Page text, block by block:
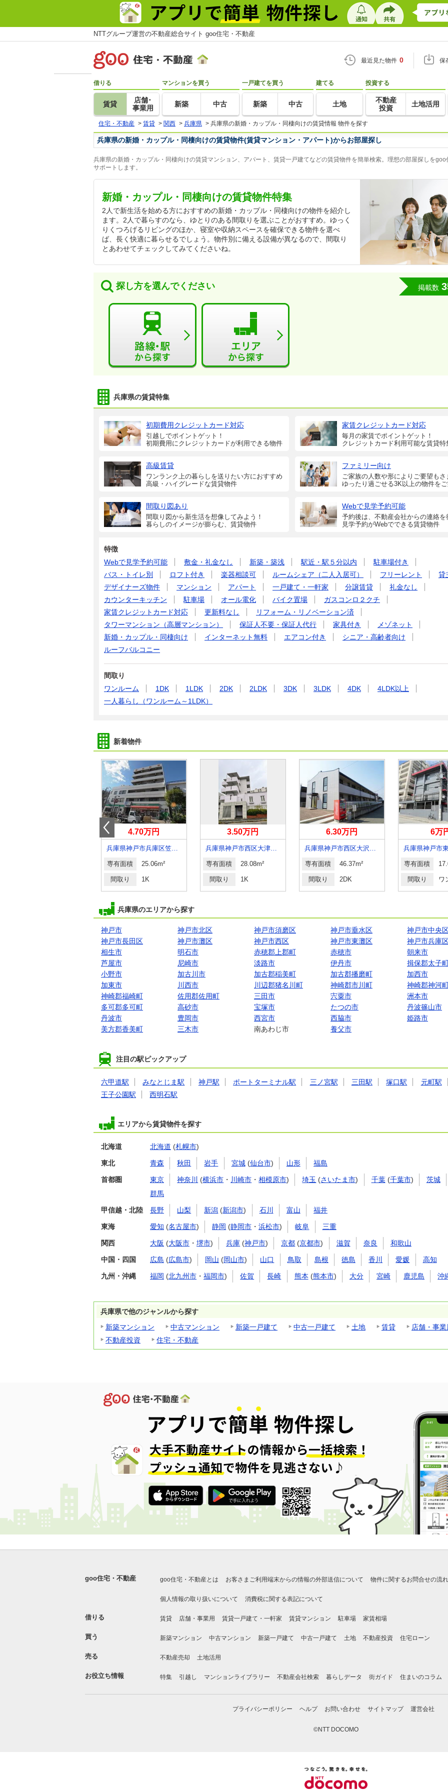
NTTグループ運営の不動産総合サイト goo住宅・不動産
最近見た物件 0 保
借りる
賃貸
店舗･
事業用
マンションを買う
新築 中古
一戸建てを買う
新築 中古
建てる
土地
投資する
不動産
投資
土地活用
住宅・不動産 > 賃貸 > 関西 > 兵庫県 > 兵庫県の新婚・カップル・同棲向けの賃貸情報 物件を探す
兵庫県の新婚・カップル・同棲向けの賃貸物件(賃貸マンション・アパート)からお部屋探し
兵庫県の新婚・カップル・同棲向けの賃貸マンション、アパート、賃貸一戸建てなどの賃貸物件を簡単検索。理想の部屋探しをgoo
サポートします。
新婚・カップル・同棲向けの賃貸物件特集
2人で新生活を始める方におすすめの新婚・カップル・同棲向けの物件を紹介し
ます。2人で暮らすのなら、ゆとりのある間取りを選ぶことがおすすめ。ゆっく
りくつろげるリビングのほか、寝室や収納スペースを確保できる物件を選べ
ば、長く快適に暮らせるでしょう。物件別に備える設備が異なるので、間取り
とあわせてチェックしてみてくださいね。
探し方を選んでください 掲載数
兵庫県の賃貸特集
初期費用クレジットカード対応
引越しでポイントゲット！
初期費用にクレジットカードが利用できる物件
家賃クレジットカード対応
毎月の家賃でポイントゲット！
クレジットカード利用可能な賃貸特
高級賃貸
ワンランク上の暮らしを送りたい方におすすめ
高級・ハイグレードな賃貸物件
ファミリー向け
ご家族の人数や形によりご要望もさ
ゆったり過ごせる3K以上の物件をご
間取り図あり
間取り図から新生活を想像してみよう！
暮らしのイメージが膨らむ、賃貸物件
Webで見学予約可能
予約後は、不動産会社からの連絡を
見学予約がWebでできる賃貸物件
特徴
Webで見学予約可能
敷金・礼金なし 新築・築浅 駅近・駅５分以内
駐車場付き
バス・トイレ別
ロフト付き 楽器相談可 ルームシェア（二人入居可） フリーレント
貸
デザイナーズ物件
マンション アパート 一戸建て・一軒家 分譲賃貸
礼金なし
カウンターキッチン
駐車場 オール電化 バイク置場
ガスコンロ２クチ
家賃クレジットカード対応
更新料なし
リフォーム・リノベーション済
タワーマンション（高層マンション）
保証人不要・保証人代行 家具付き
メゾネット
新婚・カップル・同棲向け
インターネット無料 エアコン付き
シニア・高齢者向け
ルーフバルコニー
間取り
ワンルーム
1DK 1LDK 2DK 2LDK 3DK 3LDK 4DK
4LDK以上
一人暮らし（ワンルーム～1LDK）
新着物件
4.70万円
兵庫県神戸市兵庫区笠松通６
専有面積 25.06m²
間取り 1K
3.50万円
兵庫県神戸市西区大津和３丁目
専有面積 28.08m²
間取り 1K
6.30万円
兵庫県神戸市西区大沢２丁目
専有面積 46.37m²
間取り 2DK
6万
専有面積
間取り ワ
兵庫県のエリアから探す
神戸市 神戸市北区 神戸市須磨区 神戸市垂水区
神戸市中央
神戸市長田区
神戸市灘区 神戸市西区 神戸市東灘区
神戸市兵庫
相生市
明石市 赤穂郡上郡町 赤穂市
朝来市
芦屋市
尼崎市 淡路市 伊丹市
揖保郡太子
小野市
加古川市 加古郡稲美町 加古郡播磨町
加西市
加東市
川西市 川辺郡猪名川町 神崎郡市川町
神崎郡神河
神崎郡福崎町
佐用郡佐用町 三田市 宍粟市
洲本市
多可郡多可町
高砂市 宝塚市 たつの市
丹波篠山市
丹波市
豊岡市 西宮市 西脇市
姫路市
美方郡香美町
三木市 南あわじ市 養父市
注目の駅ピックアップ
六甲道駅 みなとじま駅 神戸駅 ポートターミナル駅 三ノ宮駅 三田駅 塚口駅
元町駅
王子公園駅
西明石駅
エリアから賃貸物件を探す
北海道 北海道 (札幌市)
東北 青森 秋田 岩手 宮城(仙台市) 山形 福島
首都圏 東京 神奈川 (横浜市 ・ 川崎市 ・相模原市) 埼玉 (さいたま市) 千葉(千葉市) 茨城
群馬
甲信越・北陸 長野 山梨 新潟 (新潟市) 石川 富山 福井
東海 愛知 (名古屋市) 静岡 (静岡市 ・浜松市) 岐阜 三重
関西 大阪 (大阪市 ・ 堺市) 兵庫 (神戸市) 京都 (京都市) 滋賀 奈良 和歌山
中国・四国 広島 (広島市) 岡山 (岡山市) 山口 鳥取 島根 徳島 香川 愛媛 高知
九州・沖縄 福岡 (北九州市 ・ 福岡市) 佐賀 長崎 熊本 (熊本市) 大分 宮崎 鹿児島 沖
兵庫県で他のジャンルから探す
新築マンション
中古マンション 新築一戸建て 中古一戸建て 土地 賃貸
店舗・事業
不動産投資
住宅・不動産
goo住宅・不動産 goo住宅・不動産とは お客さまご利用端末からの情報の外部送信について 物件に関するお問合せの流れ
個人情報の取り扱いについて 消費税に関する表記について
借りる 賃貸 店舗・事業用 賃貸一戸建て・一軒家 賃貸マンション 駐車場 家賃相場
買う 新築マンション 中古マンション 新築一戸建て 中古一戸建て 土地 不動産投資 住宅ローン
売る 不動産売却 土地活用
お役立ち情報 特集 引越し マンションライブラリー 不動産会社検索 暮らしデータ 街ガイド 住まいのコラム
プライバシーポリシー ヘルプ お問い合わせ サイトマップ 運営会社
©NTT DOCOMO